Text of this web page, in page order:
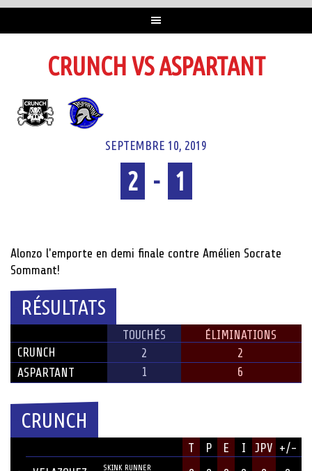
CRUNCH VS ASPARTANT
SEPTEMBRE 10, 2019
2 - 1
Alonzo l'emporte en demi finale contre Amélien Socrate
Sommant!
RÉSULTATS
TOUCHÉS
ÉLIMINATIONS
CRUNCH
2
2
ASPARTANT
1 6
CRUNCH
T P E I JPV +/-
SKINK RUNNER